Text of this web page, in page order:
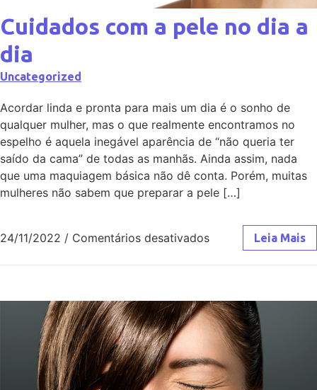
Cuidados com a pele no dia a
dia
Uncategorized
Acordar linda e pronta para mais um dia é o sonho de
qualquer mulher, mas o que realmente encontramos no
espelho é aquela inegável aparência de “não queria ter
saído da cama” de todas as manhãs. Ainda assim, nada
que uma maquiagem básica não dê conta. Porém, muitas
mulheres não sabem que preparar a pele […]
24/11/2022 / Comentários desativados Leia Mais